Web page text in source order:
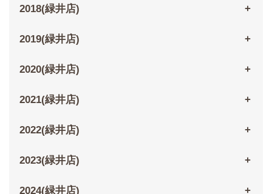
2018(緑井店)
2019(緑井店)
2020(緑井店)
2021(緑井店)
2022(緑井店)
2023(緑井店)
2024(緑井店)